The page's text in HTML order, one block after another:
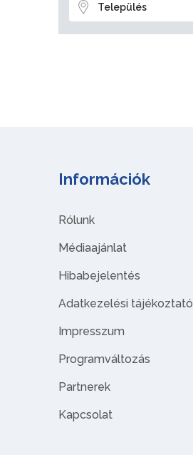
Település
Információk
Rólunk
Médiaajánlat
Hibabejelentés
Adatkezelési tájékoztató
Impresszum
Programváltozás
Partnerek
Kapcsolat